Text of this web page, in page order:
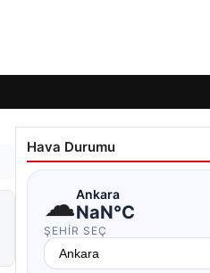
Hava Durumu
☁Ankara
NaN°C
ŞEHIR SEÇ